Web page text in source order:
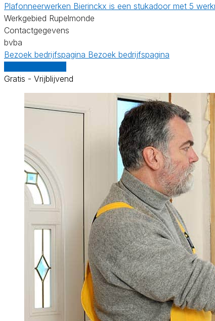
Plafonneerwerken Bierinckx is een stukadoor met 5
Werkgebied Rupelmonde
Contactgegevens
bvba
Bezoek bedrijfspagina Bezoek bedrijfspagina
Gratis - Vrijblijvend